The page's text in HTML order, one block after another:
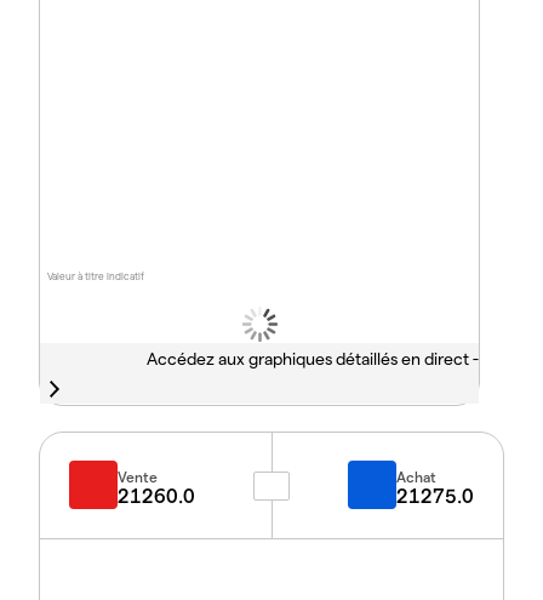
Valeur à titre indicatif
Accédez aux graphiques détaillés en direct -
Vente
21260.0
Achat
21275.0